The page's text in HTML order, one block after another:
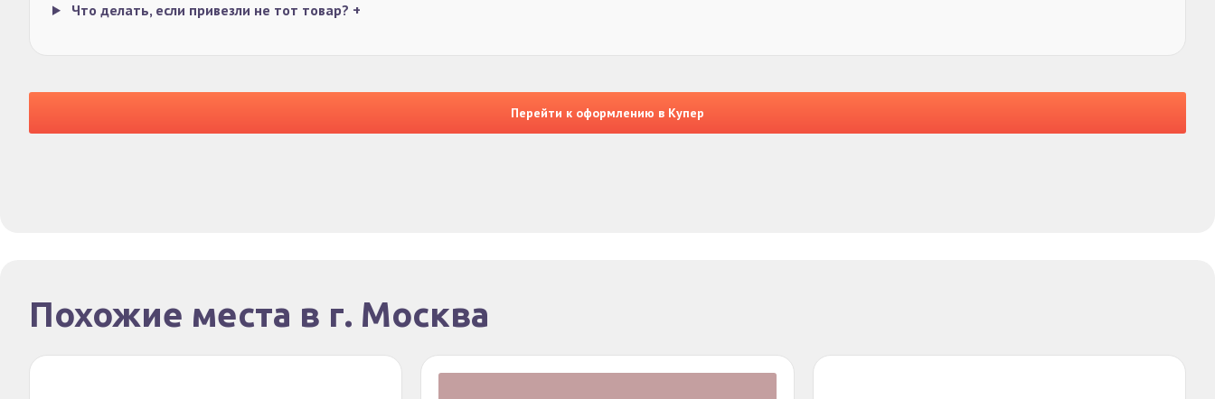
Что делать, если привезли не тот товар? +
Перейти к оформлению в Купер
Похожие места в г. Москва